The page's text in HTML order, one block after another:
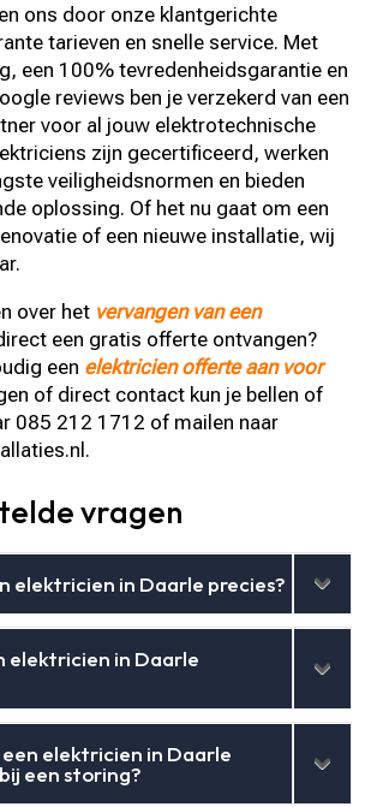
ons door onze klantgerichte
tarieven en snelle service. Met
een 100% tevredenheidsgarantie en
reviews ben je verzekerd van een
voor al jouw elektrotechnische
zijn gecertificeerd, werken
veiligheidsnormen en bieden
oplossing. Of het nu gaat om een
of een nieuwe installatie, wij
over het vervangen van een
een gratis offerte ontvangen?
een elektricien offerte aan voor
of direct contact kun je bellen of
085 212 1712 of mailen naar
vragen
elektricien in Daarle precies?
elektricien in Daarle
een elektricien in Daarle
een storing?